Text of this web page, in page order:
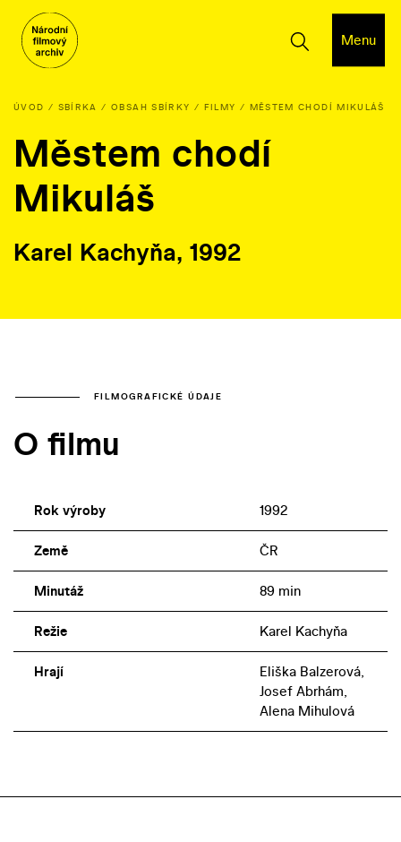
Menu
ÚVOD SBÍRKA OBSAH SBÍRKY FILMY MĚSTEM CHODÍ MIKULÁŠ
Městem chodí
Mikuláš
Karel Kachyňa, 1992
FILMOGRAFICKÉ ÚDAJE
O filmu
Rok výroby 1992
Země ČR
Minutáž 89 min
Režie Karel Kachyňa
Hrají
Eliška Balzerová,
Josef Abrhám,
Alena Mihulová